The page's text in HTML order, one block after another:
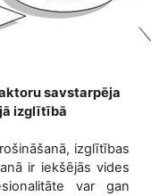
savstarpēja
izglītībā
izglītības
ir iekšējās vides
var gan